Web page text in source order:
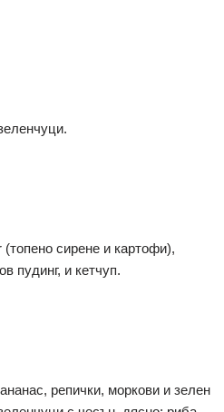
сирене и картофи),
пудинг, и кетчуп.
репички, моркови и зелен